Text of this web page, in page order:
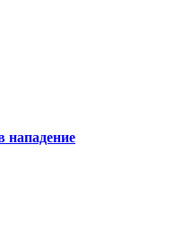
нападение